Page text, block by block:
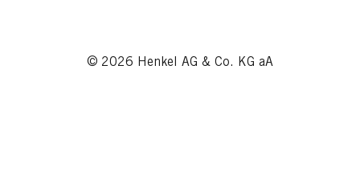
© 2026 Henkel AG & Co. KG aA